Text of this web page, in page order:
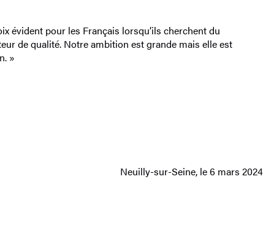
évident pour les Français lorsqu’ils cherchent du
de qualité. Notre ambition est grande mais elle est
»
Neuilly-sur-Seine, le 6 mars 2024